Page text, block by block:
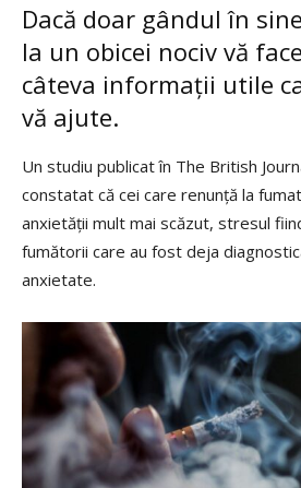
Dacă doar gândul în
la un obicei nociv vă
câteva informații utile
vă ajute.
Un studiu publicat în The British
constatat că cei care renunță la
anxietății mult mai scăzut, stresul
fumătorii care au fost deja
anxietate.